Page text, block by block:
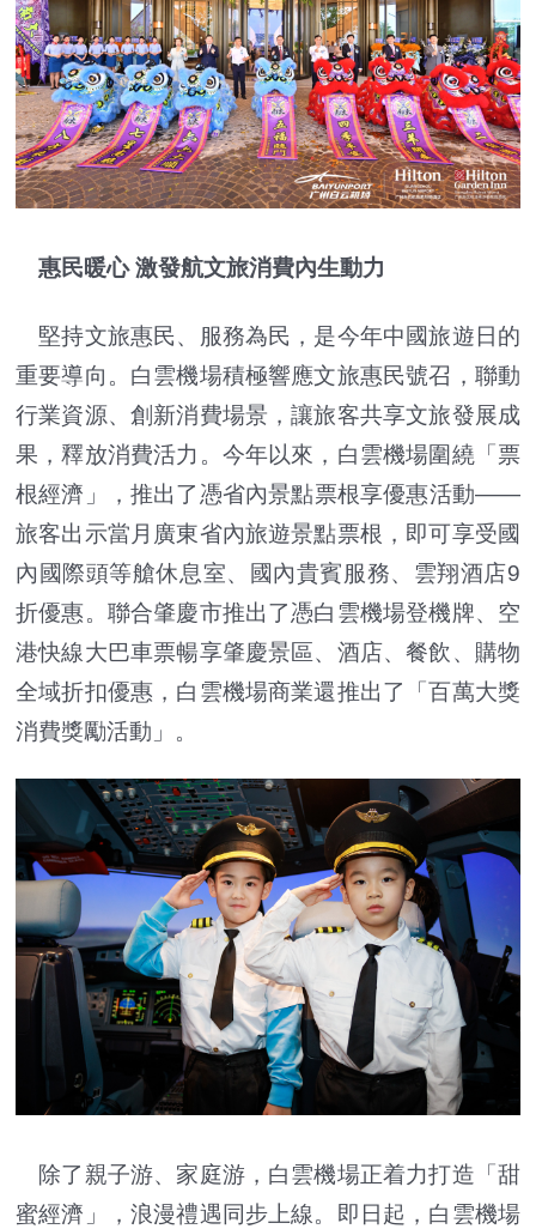
惠民暖心 激發航文旅消費內生動力
堅持文旅惠民、服務為民，是今年中國旅遊日的
重要導向。白雲機場積極響應文旅惠民號召，聯動
行業資源、創新消費場景，讓旅客共享文旅發展成
果，釋放消費活力。今年以來，白雲機場圍繞「票
根經濟」，推出了憑省內景點票根享優惠活動——
旅客出示當月廣東省內旅遊景點票根，即可享受國
內國際頭等艙休息室、國內貴賓服務、雲翔酒店9
折優惠。聯合肇慶市推出了憑白雲機場登機牌、空
港快線大巴車票暢享肇慶景區、酒店、餐飲、購物
全域折扣優惠，白雲機場商業還推出了「百萬大獎
消費獎勵活動」。
除了親子游、家庭游，白雲機場正着力打造「甜
蜜經濟」，浪漫禮遇同步上線。即日起，白雲機場